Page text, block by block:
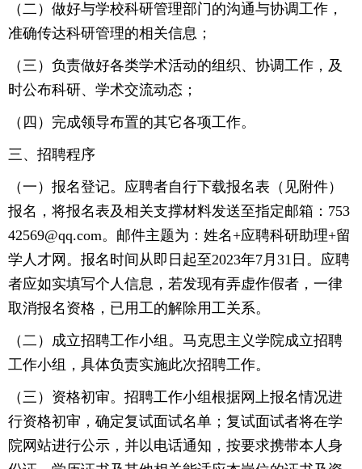
（二）做好与学校科研管理部门的沟通与协调工作，
准确传达科研管理的相关信息；
（三）负责做好各类学术活动的组织、协调工作，及
时公布科研、学术交流动态；
（四）完成领导布置的其它各项工作。
三、招聘程序
（一）报名登记。应聘者自行下载报名表（见附件）
报名，将报名表及相关支撑材料发送至指定邮箱：753
42569@qq.com。邮件主题为：姓名+应聘科研助理+留
学人才网。报名时间从即日起至2023年7月31日。应聘
者应如实填写个人信息，若发现有弄虚作假者，一律
取消报名资格，已用工的解除用工关系。
（二）成立招聘工作小组。马克思主义学院成立招聘
工作小组，具体负责实施此次招聘工作。
（三）资格初审。招聘工作小组根据网上报名情况进
行资格初审，确定复试面试名单；复试面试者将在学
院网站进行公示，并以电话通知，按要求携带本人身